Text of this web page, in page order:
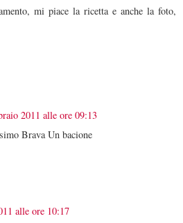
mi piace la ricetta e anche la foto,
2011 alle ore 09:13
Brava Un bacione
alle ore 10:17